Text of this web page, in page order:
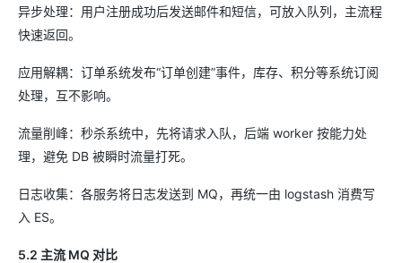
异步处理：用户注册成功后发送邮件和短信，可放入队列，主流程
快速返回。
应用解耦：订单系统发布“订单创建”事件，库存、积分等系统订阅
处理，互不影响。
流量削峰：秒杀系统中，先将请求入队，后端 worker 按能力处
理，避免 DB 被瞬时流量打死。
日志收集：各服务将日志发送到 MQ，再统一由 logstash 消费写
入 ES。
5.2 主流 MQ 对比